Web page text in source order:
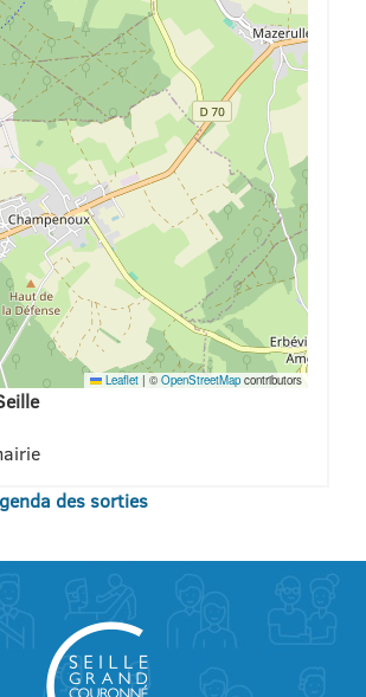
Leaflet | ©OpenStreetMap contributors
des sorties